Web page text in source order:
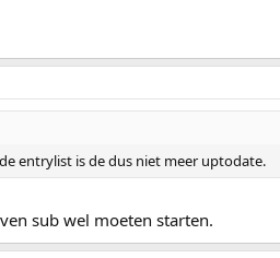
entrylist is de dus niet meer uptodate.
sub wel moeten starten.